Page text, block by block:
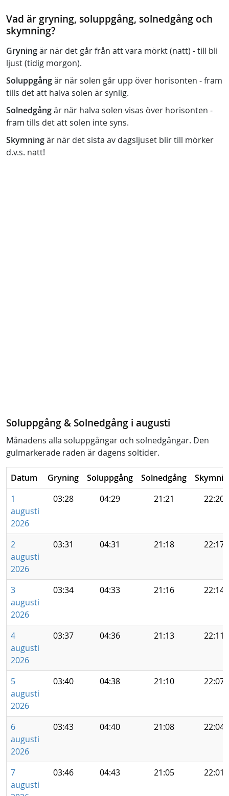
Vad är gryning, soluppgång, solnedgång och
skymning?
Gryningär när det går från att vara mörkt (natt) - till bli
ljust (tidig morgon).
Soluppgångär när solen går upp över horisonten - fram
tills det att halva solen är synlig.
Solnedgångär när halva solen visas över horisonten -
fram tills det att solen inte syns.
Skymningär när det sista av dagsljuset blir till mörker
d.v.s. natt!
Soluppgång & Solnedgång i augusti
Månadens alla soluppgångar och solnedgångar. Den
gulmarkerade raden är dagens soltider.
Datum Gryning Soluppgång Solnedgång
1
augusti
2026
03:28 04:29 21:21 22:20
2
augusti
2026
03:31 04:31 21:18 22:17
3
augusti
2026
03:34 04:33 21:16 22:14
4
augusti
2026
03:37 04:36 21:13 22:11
5
augusti
2026
03:40 04:38 21:10 22:07
6
augusti
2026
03:43 04:40 21:08 22:04
7
augusti
03:46 04:43 21:05 22:01